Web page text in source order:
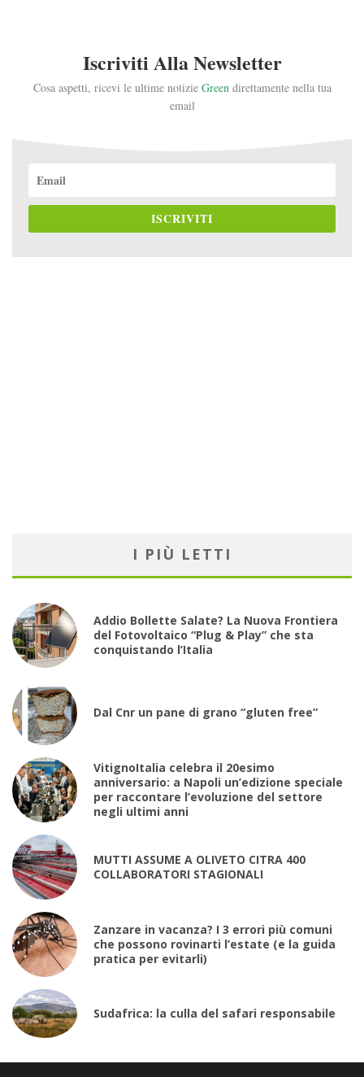
Iscriviti Alla Newsletter
Cosa aspetti, ricevi le ultime notizie Green direttamente nella tua
email
ISCRIVITI
I PIÙ LETTI
Addio Bollette Salate? La Nuova Frontiera
del Fotovoltaico “Plug & Play” che sta
conquistando l’Italia
Dal Cnr un pane di grano “gluten free”
VitignoItalia celebra il 20esimo
anniversario: a Napoli un’edizione speciale
per raccontare l’evoluzione del settore
negli ultimi anni
MUTTI ASSUME A OLIVETO CITRA 400
COLLABORATORI STAGIONALI
Zanzare in vacanza? I 3 errori più comuni
che possono rovinarti l’estate (e la guida
pratica per evitarli)
Sudafrica: la culla del safari responsabile